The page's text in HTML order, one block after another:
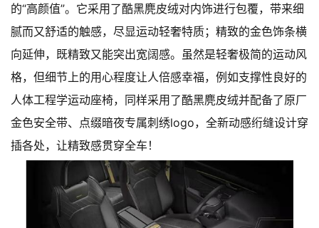
的“高颜值”。它采用了酷黑麂皮绒对内饰进行包覆，带来细
腻而又舒适的触感，尽显运动轻奢特质；精致的金色饰条横
向延伸，既精致又能突出宽阔感。虽然是轻奢极简的运动风
格，但细节上的用心程度让人倍感幸福，例如支撑性良好的
人体工程学运动座椅，同样采用了酷黑麂皮绒并配备了原厂
金色安全带、点缀暗夜专属刺绣logo，全新动感绗缝设计穿
插各处，让精致感贯穿全车！